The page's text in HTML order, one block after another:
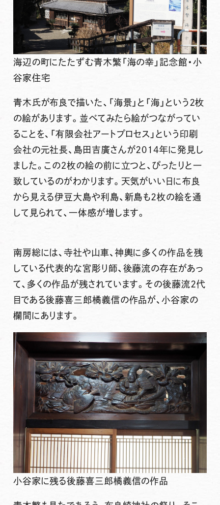
海辺の町にたたずむ青木繁「海の幸」記念館・小
谷家住宅
青木氏が布良で描いた、「海景」と「海」という2枚
の絵があります。並べてみたら絵がつながってい
ることを、「有限会社アートプロセス」という印刷
会社の元社長、島田吉廣さんが2014年に発見し
ました。この2枚の絵の前に立つと、ぴったりと一
致しているのがわかります。天気がいい日に布良
から見える伊豆大島や利島、新島も2枚の絵を通
して見られて、一体感が増します。
南房総には、寺社や山車、神輿に多くの作品を残
している代表的な宮彫り師、後藤流の存在があっ
て、多くの作品が残されています。その後藤流2代
目である後藤喜三郎橘義信の作品が、小谷家の
欄間にあります。
小谷家に残る後藤喜三郎橘義信の作品